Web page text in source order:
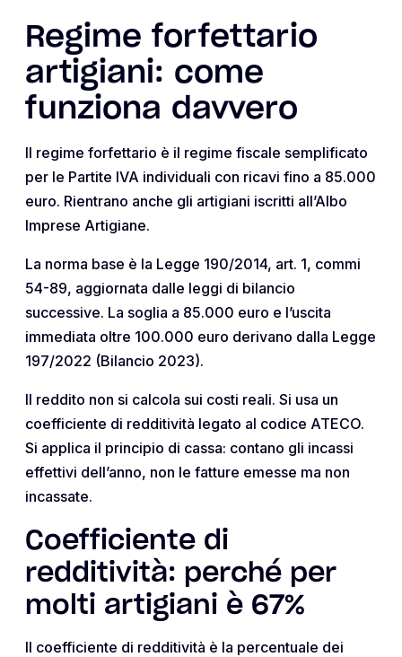
Regime forfettario
artigiani: come
funziona davvero
Il regime forfettario è il regime fiscale semplificato
per le Partite IVA individuali con ricavi fino a 85.000
euro. Rientrano anche gli artigiani iscritti all’Albo
Imprese Artigiane.
La norma base è la Legge 190/2014, art. 1, commi
54-89, aggiornata dalle leggi di bilancio
successive. La soglia a 85.000 euro e l’uscita
immediata oltre 100.000 euro derivano dalla Legge
197/2022 (Bilancio 2023).
Il reddito non si calcola sui costi reali. Si usa un
coefficiente di redditività legato al codice ATECO.
Si applica il principio di cassa: contano gli incassi
effettivi dell’anno, non le fatture emesse ma non
incassate.
Coefficiente di
redditività: perché per
molti artigiani è 67%
Il coefficiente di redditività è la percentuale dei